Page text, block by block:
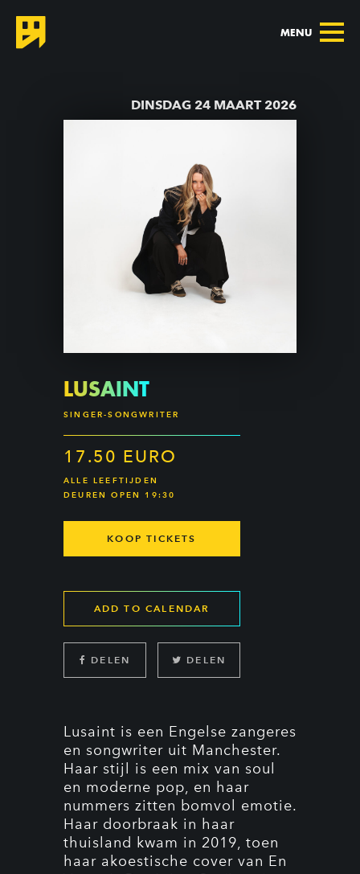
MENU
DINSDAG 24 MAART 2026
LUSAINT
SINGER-SONGWRITER
17.50 EURO
ALLE LEEFTIJDEN
DEUREN OPEN 19:30
KOOP TICKETS
ADD TO CALENDAR
DELEN DELEN
Lusaint is een Engelse zangeres
en songwriter uit Manchester.
Haar stijl is een mix van soul
en moderne pop, en haar
nummers zitten bomvol emotie.
Haar doorbraak in haar
thuisland kwam in 2019, toen
haar akoestische cover van En